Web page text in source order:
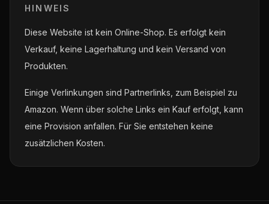
HINWEIS
Diese Website ist kein Online-Shop. Es erfolgt kein
Verkauf, keine Lagerhaltung und kein Versand von
Produkten.
Einige Verlinkungen sind Partnerlinks, zum Beispiel zu
Amazon. Wenn über solche Links ein Kauf erfolgt, kann
eine Provision anfallen. Für Sie entstehen keine
zusätzlichen Kosten.